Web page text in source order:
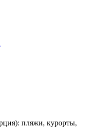
пляжи, курорты,